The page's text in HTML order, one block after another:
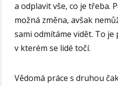
a odplavit vše, co je třeba.
možná změna, avšak
sami odmítáme vidět. To
v kterém se lidé točí.
Vědomá práce s druhou